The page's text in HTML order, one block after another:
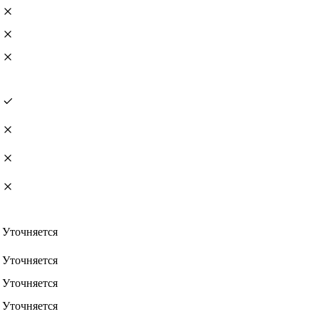
Уточняется
Уточняется
Уточняется
Уточняется